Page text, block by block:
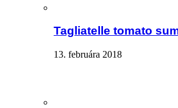
Tagliatelle tomato
13. februára 2018